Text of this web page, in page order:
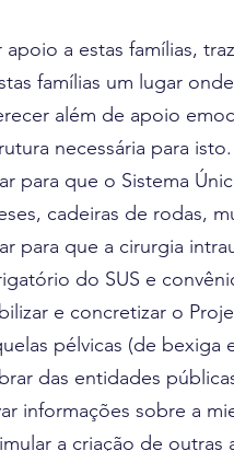
apoio a estas famílias,
famílias um lugar
além de apoio
necessária para isto.
para que o Sistema
cadeiras de rodas,
para que a cirurgia
do SUS e
e concretizar o
pélvicas (de
das entidades
informações sobre a
a criação de outras